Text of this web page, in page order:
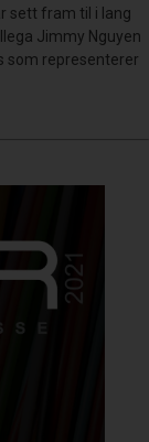
sett fram til i lang
Jimmy Nguyen
som representerer